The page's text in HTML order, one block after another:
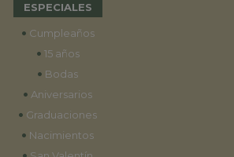
ESPECIALES
• Cumpleaños
• 15 años
• Bodas
• Aniversarios
• Graduaciones
• Nacimientos